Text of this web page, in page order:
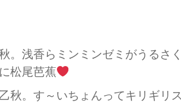
浅香らミンミンゼミがうるさ
松尾芭蕉
乙秋。す～いちょんってキリギリ